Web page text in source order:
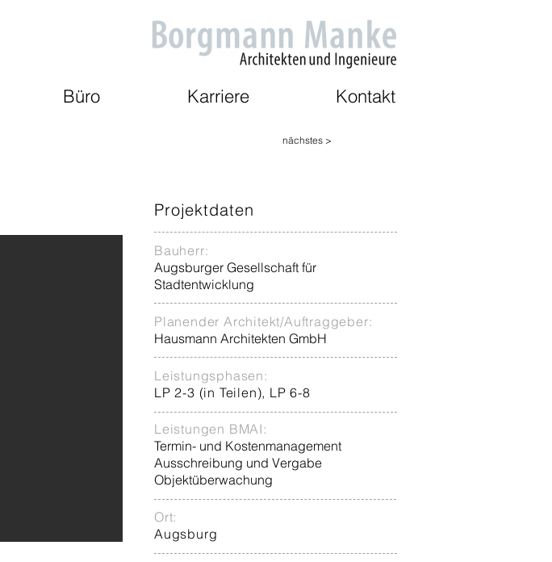
Büro Karriere Kontakt
nächstes >
Projektdaten
Bauherr:
Augsburger Gesellschaft für
Stadtentwicklung
Planender Architekt/Auftraggeber:
Hausmann Architekten GmbH
Leistungsphasen:
LP 2-3 (in Teilen), LP 6-8
Leistungen BMAI:
Termin- und Kostenmanagement
Ausschreibung und Vergabe
Objektüberwachung
Ort:
Augsburg